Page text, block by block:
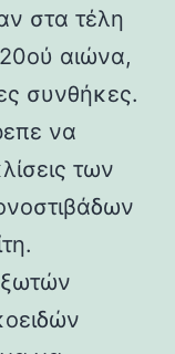
στα τέλη
αιώνα,
συνθήκες.
να
των